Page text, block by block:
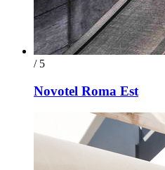
/ 5
Novotel Roma Est